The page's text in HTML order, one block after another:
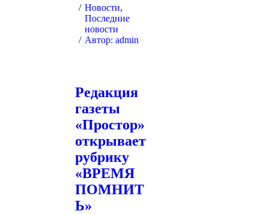
Новости,
Последние
новости
Автор:admin
Редакция
газеты
«Простор»
открывает
рубрику
«ВРЕМЯ
ПОМНИТ
Ь»